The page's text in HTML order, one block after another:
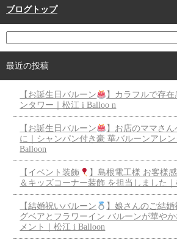
ブログトップ
最近の投稿
【お誕生日バルーン
】カラフルで存
ンタワー｜松江 i Balloo n
【お誕生日バルーン
】お店のママさ
に｜シャンパン付き豪 華バルーンアレ
Balloon
【イベント装飾
】島根電工様 お客様
＆キッズコーナー装飾 を担当しました
【結婚祝いバルーン
】娘さんのご結
グベアとフラワーイン バルーンが華や
メント｜松江 i Balloon